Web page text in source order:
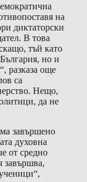
на
диктаторски
В това
тъй като
но и
разказа още
са
Нещо,
да не
завършено
духовна
от средно
завършва,